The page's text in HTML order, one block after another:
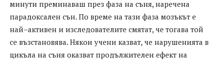
минути преминаваш през фаза на съня, наречена
парадоксален сън. По време на тази фаза мозъкът е
най–активен и изследователите смятат, че тогава той
се възстановява. Някои учени казват, че нарушенията в
цикъла на съня оказват продължителен ефект на